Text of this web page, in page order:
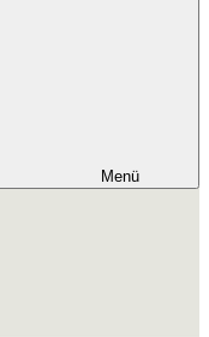
Menü